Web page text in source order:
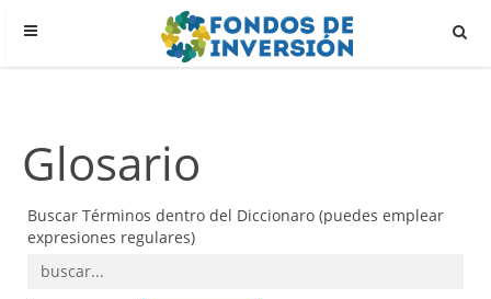
Glosario
Buscar Términos dentro del Diccionaro (puedes emplear
expresiones regulares)